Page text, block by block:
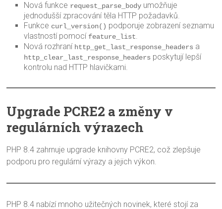
Nová funkce request_parse_body umožňuje
jednodušší zpracování těla HTTP požadavků.
Funkce curl_version() podporuje zobrazení seznamu
vlastností pomocí feature_list.
Nová rozhraní http_get_last_response_headers a
http_clear_last_response_headers poskytují lepší
kontrolu nad HTTP hlavičkami.
Upgrade PCRE2 a změny v
regulárních výrazech
PHP 8.4 zahrnuje upgrade knihovny PCRE2, což zlepšuje
podporu pro regulární výrazy a jejich výkon.
PHP 8.4 nabízí mnoho užitečných novinek, které stojí za